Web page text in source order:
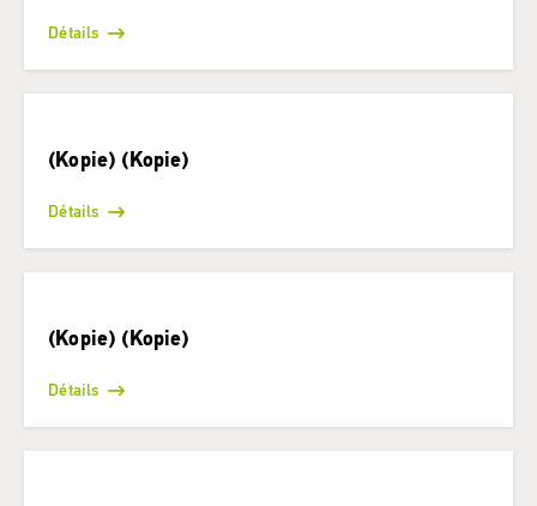
Détails
(Kopie) (Kopie)
Détails
(Kopie) (Kopie)
Détails